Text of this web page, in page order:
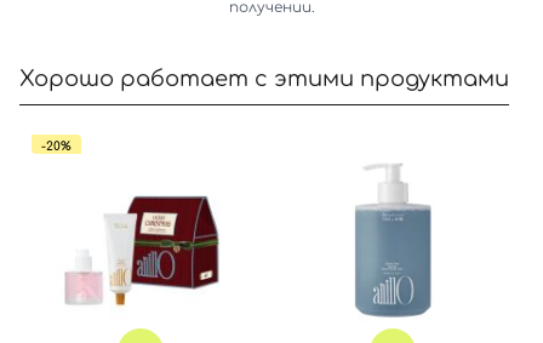
получении.
Хорошо работает с этими продуктами
-20%
Вход Регистрация